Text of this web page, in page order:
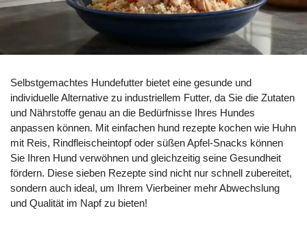
Selbstgemachtes Hundefutter bietet eine gesunde und
individuelle Alternative zu industriellem Futter, da Sie die Zutaten
und Nährstoffe genau an die Bedürfnisse Ihres Hundes
anpassen können. Mit einfachen hund rezepte kochen wie Huhn
mit Reis, Rindfleischeintopf oder süßen Apfel-Snacks können
Sie Ihren Hund verwöhnen und gleichzeitig seine Gesundheit
fördern. Diese sieben Rezepte sind nicht nur schnell zubereitet,
sondern auch ideal, um Ihrem Vierbeiner mehr Abwechslung
und Qualität im Napf zu bieten!